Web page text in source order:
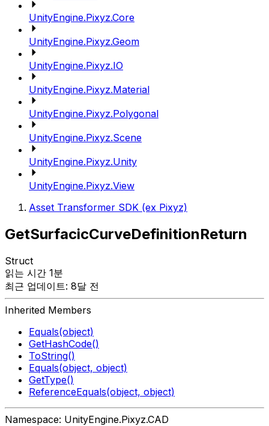
UnityEngine.Pixyz.Core
UnityEngine.Pixyz.Geom
UnityEngine.Pixyz.IO
UnityEngine.Pixyz.Material
UnityEngine.Pixyz.Polygonal
UnityEngine.Pixyz.Scene
UnityEngine.Pixyz.Unity
UnityEngine.Pixyz.View
Asset Transformer SDK (ex Pixyz)
GetSurfacicCurveDefinitionReturn
Struct
읽는 시간 1분
최근 업데이트: 8달 전
Inherited Members
Equals(object)
GetHashCode()
ToString()
Equals(object, object)
GetType()
ReferenceEquals(object, object)
Namespace: UnityEngine.Pixyz.CAD